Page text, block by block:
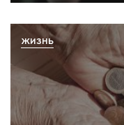
ЖИЗНЬ